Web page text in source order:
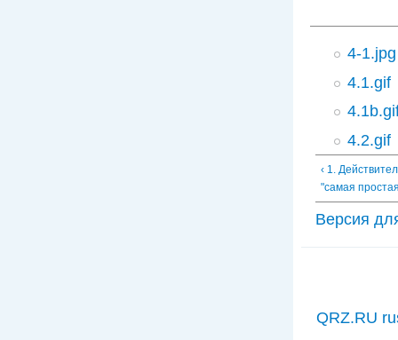
4-1.jpg
4.1.gif
4.2.gif
‹ 1.
"самая
Версия
QRZ.RU